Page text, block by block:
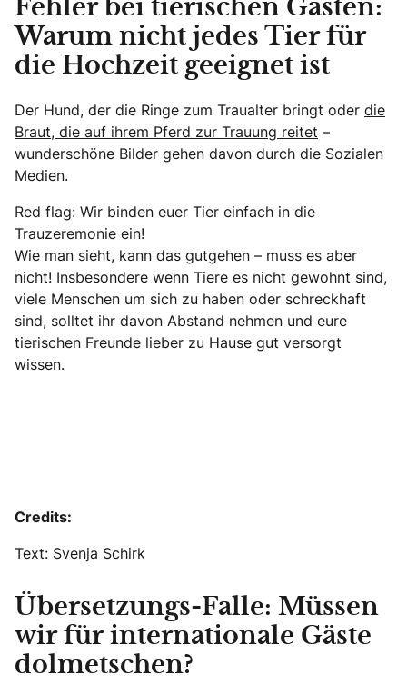
Fehler bei tierischen Gästen:
Warum nicht jedes Tier für
die Hochzeit geeignet ist
Der Hund, der die Ringe zum Traualter bringt oder die
Braut, die auf ihrem Pferd zur Trauung reitet –
wunderschöne Bilder gehen davon durch die Sozialen
Medien.
Red flag: Wir binden euer Tier einfach in die
Trauzeremonie ein!
Wie man sieht, kann das gutgehen – muss es aber
nicht! Insbesondere wenn Tiere es nicht gewohnt sind,
viele Menschen um sich zu haben oder schreckhaft
sind, solltet ihr davon Abstand nehmen und eure
tierischen Freunde lieber zu Hause gut versorgt
wissen.
Credits:
Text: Svenja Schirk
Übersetzungs-Falle: Müssen
wir für internationale Gäste
dolmetschen?